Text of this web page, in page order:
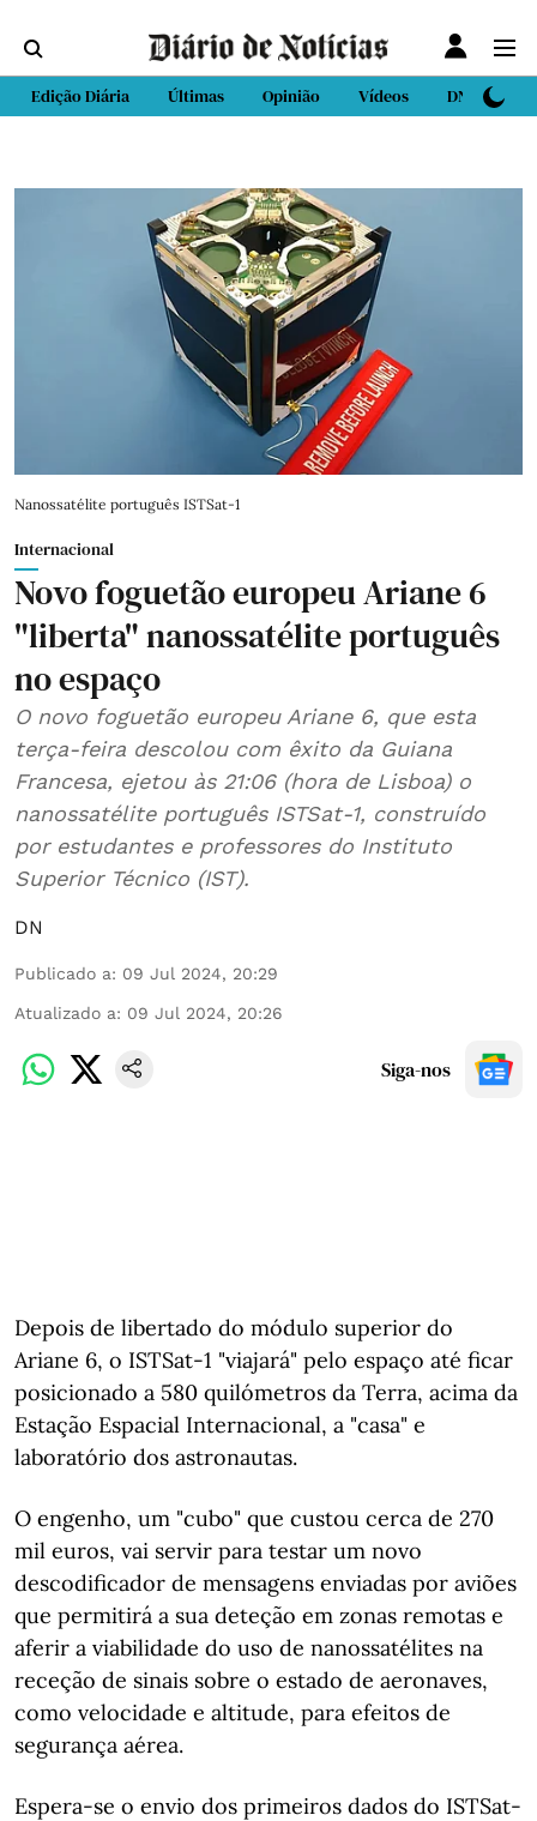
Edição Diária Últimas Opinião Vídeos DN Sport
Nanossatélite português ISTSat-1
Internacional
Novo foguetão europeu Ariane 6
"liberta" nanossatélite português
no espaço
O novo foguetão europeu Ariane 6, que esta
terça-feira descolou com êxito da Guiana
Francesa, ejetou às 21:06 (hora de Lisboa) o
nanossatélite português ISTSat-1, construído
por estudantes e professores do Instituto
Superior Técnico (IST).
DN
Publicado a: 09 Jul 2024, 20:29
Atualizado a: 09 Jul 2024, 20:26
Siga-nos
Depois de libertado do módulo superior do
Ariane 6, o ISTSat-1 "viajará" pelo espaço até ficar
posicionado a 580 quilómetros da Terra, acima da
Estação Espacial Internacional, a "casa" e
laboratório dos astronautas.
O engenho, um "cubo" que custou cerca de 270
mil euros, vai servir para testar um novo
descodificador de mensagens enviadas por aviões
que permitirá a sua deteção em zonas remotas e
aferir a viabilidade do uso de nanossatélites na
receção de sinais sobre o estado de aeronaves,
como velocidade e altitude, para efeitos de
segurança aérea.
Espera-se o envio dos primeiros dados do ISTSat-